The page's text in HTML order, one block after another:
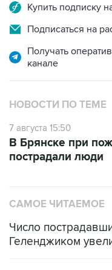
Купить подписку
Подписаться на
Получать
канале
НОВОСТИ ПО ТЕМЕ
7 августа 15:50
В Брянске при
пострадали люди
САМОЕ ЧИТАЕМОЕ
Число
Геленджиком